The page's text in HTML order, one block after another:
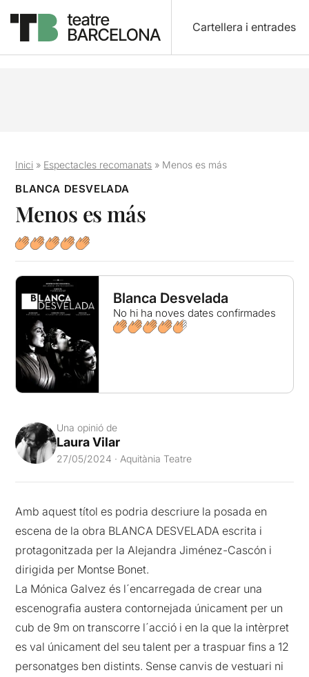
Cartellera i entrades
Inici » Espectacles recomanats » Menos es más
BLANCA DESVELADA
Menos es más
Blanca Desvelada
No hi ha noves dates confirmades
Una opinió de
Laura Vilar
27/05/2024 · Aquitània Teatre
Amb aquest títol es podria descriure la posada en
escena de la obra BLANCA DESVELADA escrita i
protagonitzada per la Alejandra Jiménez-Cascón i
dirigida per Montse Bonet.
La Mónica Galvez és l´encarregada de crear una
escenografia austera contornejada únicament per un
cub de 9m on transcorre l´acció i en la que la intèrpret
es val únicament del seu talent per a traspuar fins a 12
personatges ben distints. Sense canvis de vestuari ni